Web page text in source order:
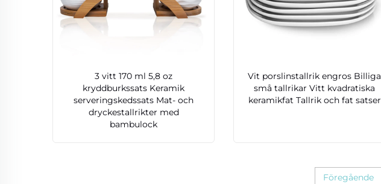
3 vitt 170 ml 5,8 oz
kryddburkssats Keramik
serveringskedssats Mat- och
dryckestallrikter med
bambulock
Vit porslinstallrik engros Billiga
små tallrikar Vitt kvadratiska
keramikfat Tallrik och fat satser
Föregående